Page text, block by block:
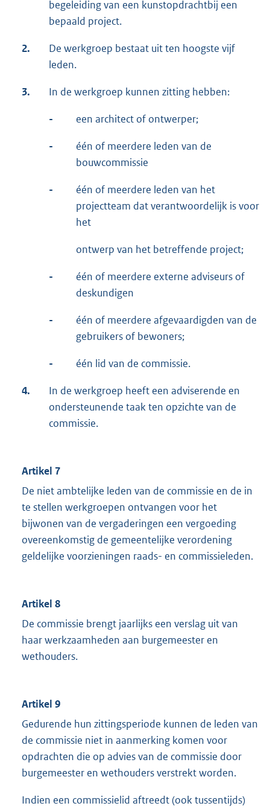
begeleiding van een kunstopdrachtbij een
bepaald project.
2.
De werkgroep bestaat uit ten hoogste vijf
leden.
3. In de werkgroep kunnen zitting hebben:
- een architect of ontwerper;
-
één of meerdere leden van de
bouwcommissie
-
één of meerdere leden van het
projectteam dat verantwoordelijk is voor
het
ontwerp van het betreffende project;
-
één of meerdere externe adviseurs of
deskundigen
-
één of meerdere afgevaardigden van de
gebruikers of bewoners;
- één lid van de commissie.
4.
In de werkgroep heeft een adviserende en
ondersteunende taak ten opzichte van de
commissie.
Artikel 7
De niet ambtelijke leden van de commissie en de in
te stellen werkgroepen ontvangen voor het
bijwonen van de vergaderingen een vergoeding
overeenkomstig de gemeentelijke verordening
geldelijke voorzieningen raads- en commissieleden.
Artikel 8
De commissie brengt jaarlijks een verslag uit van
haar werkzaamheden aan burgemeester en
wethouders.
Artikel 9
Gedurende hun zittingsperiode kunnen de leden van
de commissie niet in aanmerking komen voor
opdrachten die op advies van de commissie door
burgemeester en wethouders verstrekt worden.
Indien een commissielid aftreedt (ook tussentijds)